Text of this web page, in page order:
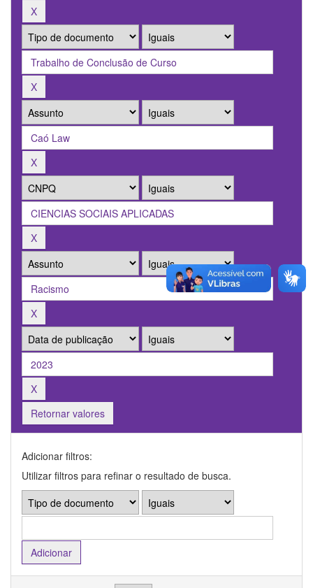
Retornar valores
Adicionar filtros:
Utilizar filtros para refinar o resultado de busca.